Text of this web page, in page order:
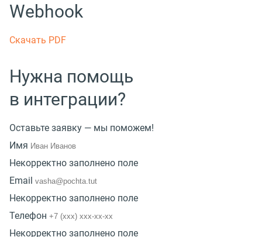
Webhook
Скачать PDF
Нужна помощь
в интеграции?
Оставьте заявку — мы поможем!
Имя
Некорректно заполнено поле
Email
Некорректно заполнено поле
Телефон
Некорректно заполнено поле